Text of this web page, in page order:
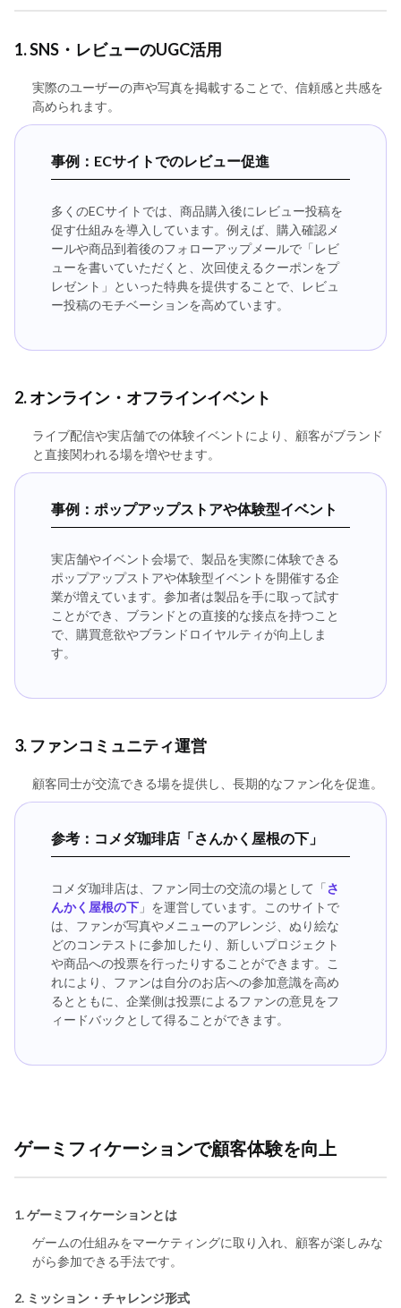
1. SNS・レビューのUGC活用
実際のユーザーの声や写真を掲載することで、信頼感と共感を
高められます。
事例：ECサイトでのレビュー促進
多くのECサイトでは、商品購入後にレビュー投稿を
促す仕組みを導入しています。例えば、購入確認メ
ールや商品到着後のフォローアップメールで「レビ
ューを書いていただくと、次回使えるクーポンをプ
レゼント」といった特典を提供することで、レビュ
ー投稿のモチベーションを高めています。
2. オンライン・オフラインイベント
ライブ配信や実店舗での体験イベントにより、顧客がブランド
と直接関われる場を増やせます。
事例：ポップアップストアや体験型イベント
実店舗やイベント会場で、製品を実際に体験できる
ポップアップストアや体験型イベントを開催する企
業が増えています。参加者は製品を手に取って試す
ことができ、ブランドとの直接的な接点を持つこと
で、購買意欲やブランドロイヤルティが向上しま
す。
3. ファンコミュニティ運営
顧客同士が交流できる場を提供し、長期的なファン化を促進。
参考：コメダ珈琲店「さんかく屋根の下」
コメダ珈琲店は、ファン同士の交流の場として「さ
んかく屋根の下 」を運営しています。このサイトで
は、ファンが写真やメニューのアレンジ、ぬり絵な
どのコンテストに参加したり、新しいプロジェクト
や商品への投票を行ったりすることができます。こ
れにより、ファンは自分のお店への参加意識を高め
るとともに、企業側は投票によるファンの意見をフ
ィードバックとして得ることができます。
ゲーミフィケーションで顧客体験を向上
1. ゲーミフィケーションとは
ゲームの仕組みをマーケティングに取り入れ、顧客が楽しみな
がら参加できる手法です。
2. ミッション・チャレンジ形式